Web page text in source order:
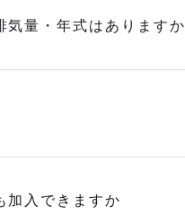
気量・年式はありますか
加入できますか